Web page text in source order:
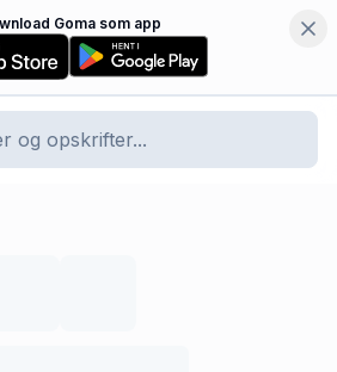
Goma som app